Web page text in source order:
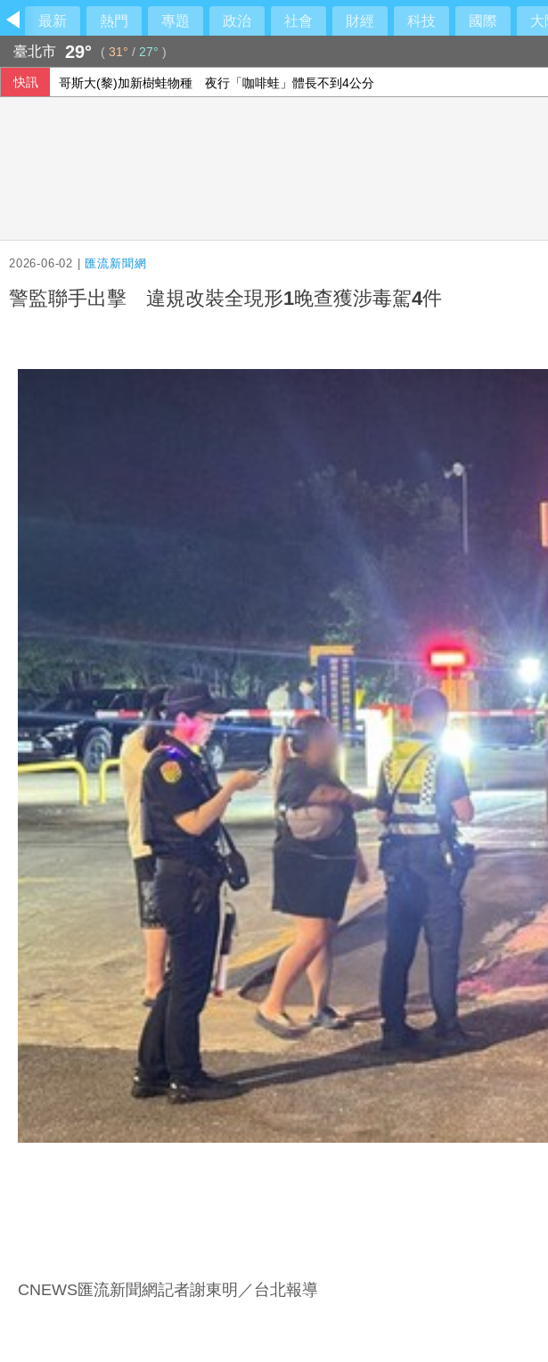
最新 熱門 專題 政治 社會 財經 科技 國際 大
臺北市 29° ( 31° / 27° )
快訊 哥斯大(黎)加新樹蛙物種 夜行「咖啡蛙」體長不到4公分
2026-06-02 | 匯流新聞網
警監聯手出擊 違規改裝全現形1晚查獲涉毒駕4件
CNEWS匯流新聞網記者謝東明／台北報導